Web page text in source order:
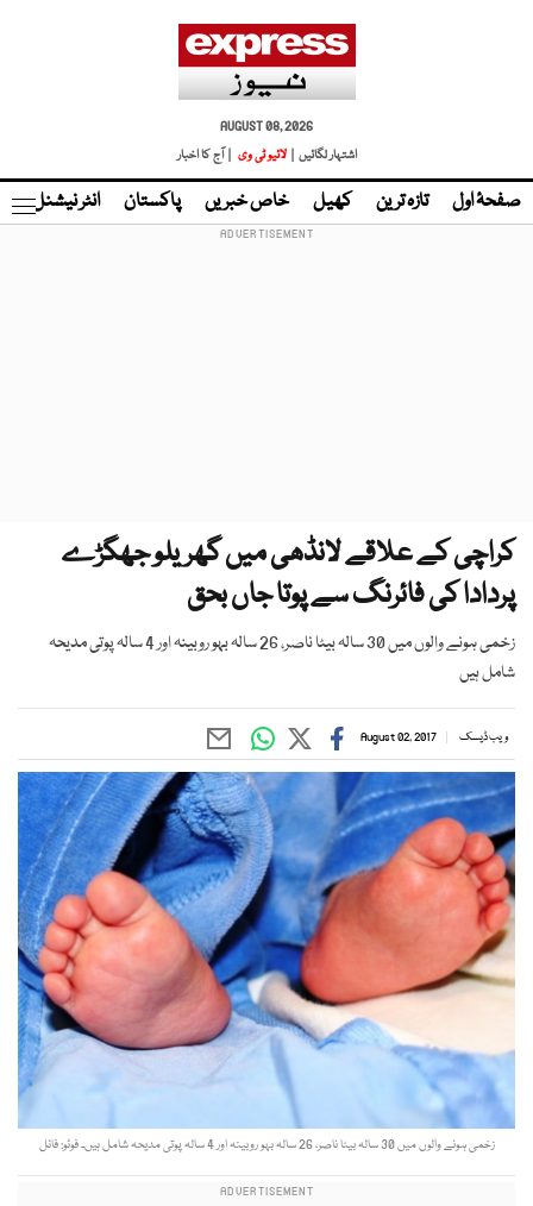
AUGUST 08, 2026
اشتہار لگائیں |
لائیو ٹی وی | آج کا اخبار
صفحۂ اول تازہ ترین کھیل خاص خبریں پاکستان انٹر نیشنل
کراچی کے علاقے لانڈھی میں گھریلو جھگڑے
پردادا کی فائرنگ سے پوتا جاں بحق
زخمی ہونے والوں میں 30 سالہ بیٹا ناصر، 26 سالہ بہو روبینہ اور 4 سالہ پوتی مدیحہ
شامل ہیں
ویب ڈیسک August 02, 2017
زخمی ہونے والوں میں 30 سالہ بیٹا ناصر، 26 سالہ بہو روبینہ اور 4 سالہ پوتی مدیحہ شامل ہیں۔ فوٹو: فائل